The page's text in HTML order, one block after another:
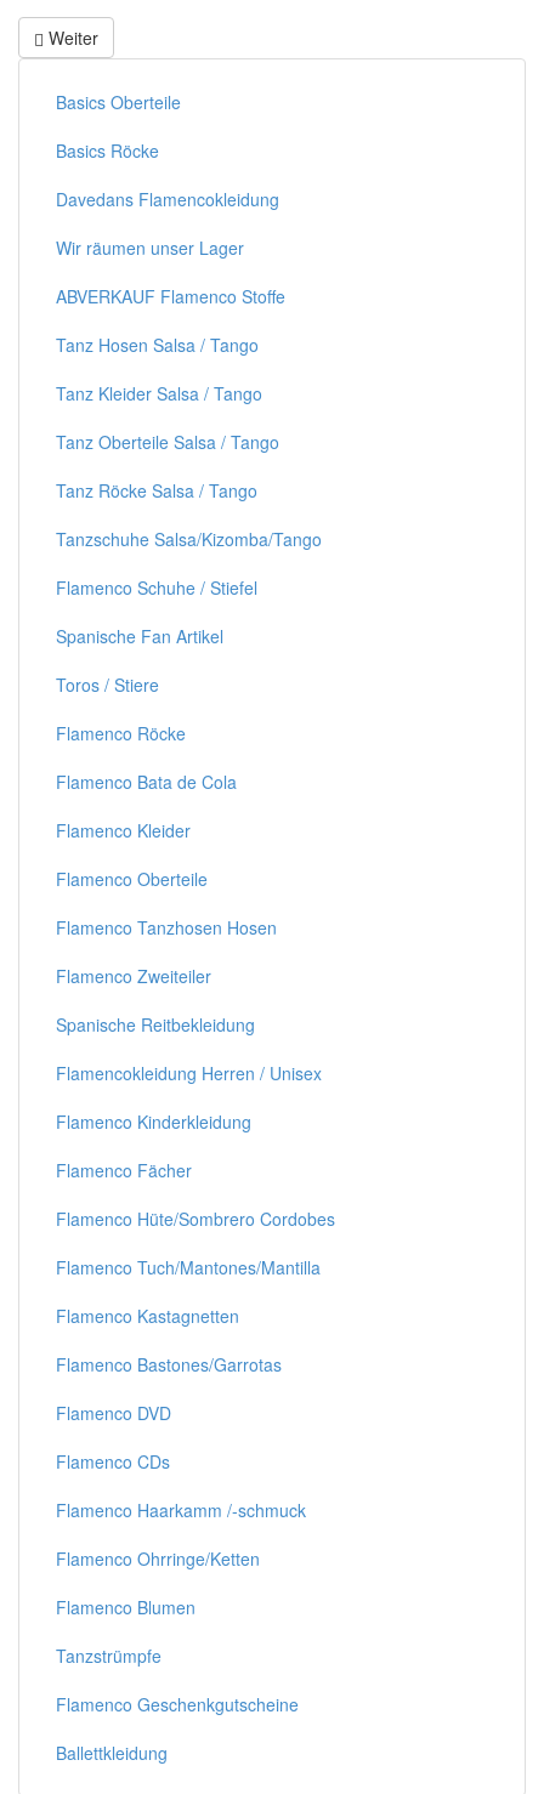
Weiter
Basics Oberteile
Basics Röcke
Davedans Flamencokleidung
Wir räumen unser Lager
ABVERKAUF Flamenco Stoffe
Tanz Hosen Salsa / Tango
Tanz Kleider Salsa / Tango
Tanz Oberteile Salsa / Tango
Tanz Röcke Salsa / Tango
Tanzschuhe Salsa/Kizomba/Tango
Flamenco Schuhe / Stiefel
Spanische Fan Artikel
Toros / Stiere
Flamenco Röcke
Flamenco Bata de Cola
Flamenco Kleider
Flamenco Oberteile
Flamenco Tanzhosen Hosen
Flamenco Zweiteiler
Spanische Reitbekleidung
Flamencokleidung Herren / Unisex
Flamenco Kinderkleidung
Flamenco Fächer
Flamenco Hüte/Sombrero Cordobes
Flamenco Tuch/Mantones/Mantilla
Flamenco Kastagnetten
Flamenco Bastones/Garrotas
Flamenco DVD
Flamenco CDs
Flamenco Haarkamm /-schmuck
Flamenco Ohrringe/Ketten
Flamenco Blumen
Tanzstrümpfe
Flamenco Geschenkgutscheine
Ballettkleidung